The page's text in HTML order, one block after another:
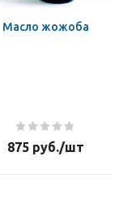
Масло жожоба
875руб./шт